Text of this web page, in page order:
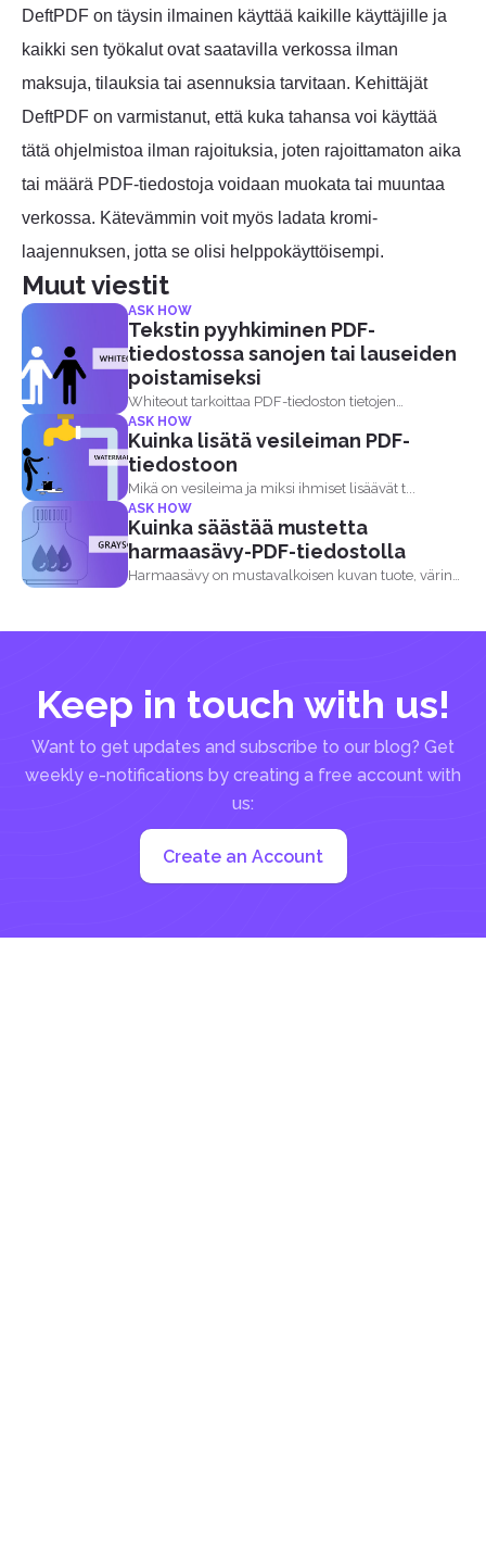
DeftPDF on täysin ilmainen käyttää kaikille käyttäjille ja
kaikki sen työkalut ovat saatavilla verkossa ilman
maksuja, tilauksia tai asennuksia tarvitaan. Kehittäjät
DeftPDF on varmistanut, että kuka tahansa voi käyttää
tätä ohjelmistoa ilman rajoituksia, joten rajoittamaton aika
tai määrä PDF-tiedostoja voidaan muokata tai muuntaa
verkossa. Kätevämmin voit myös ladata kromi-
laajennuksen, jotta se olisi helppokäyttöisempi.
Muut viestit
ASK HOW
Tekstin pyyhkiminen PDF-
tiedostossa sanojen tai lauseiden
poistamiseksi
Whiteout tarkoittaa PDF-tiedoston tietojen
piilottamista, tyhjenmistä tai poistamista. Termi
whiteout...
ASK HOW
Kuinka lisätä vesileiman PDF-
tiedostoon
Mikä on vesileima ja miksi ihmiset lisäävät t...
ASK HOW
Kuinka säästää mustetta
harmaasävy-PDF-tiedostolla
Harmaasävy on mustavalkoisen kuvan tuote, värin
Keep in touch with us!
Want to get updates and subscribe to our blog? Get
weekly e-notifications by creating a free account with
us:
Create an Account